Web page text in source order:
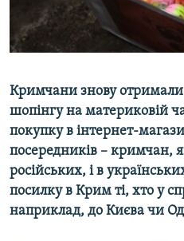
УКРАЇНСЬКА ПРОБЛЕМА КРИМУ
ІНФОГРАФІКА
ДОЛУЧАЙСЯ!
Усі сайти RFE/RL
Кримчани знову
шопінгу на материковій
покупку в інтернет-
посередників – кримчан,
російських, і в
посилку в Крим ті, хто у
наприклад, до Києва чи